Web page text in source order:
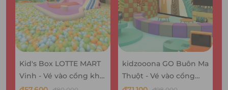
Kid's Box LOTTE MART
Vinh - Vé vào cổng khu
vui chơi bao gồm Lễ
kidzooona GO Buôn Ma
Thuột - Vé vào cổng
khu vui chơi bao gồm